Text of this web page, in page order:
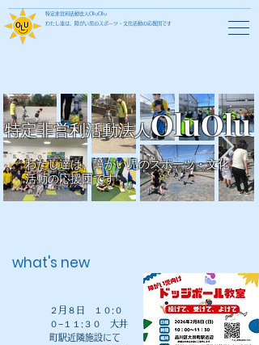
特定非営利活動法人OluOlu
わたし達は、障がい児のスポーツ・文化活動の応援団です
特定非営利活動法人OluOlu
わたし達は、障がい児のスポーツ・文化
活動の応援団です
what's new
２月８日 １０:０
０−１１:３０ 大井
町駅近隣施設にて